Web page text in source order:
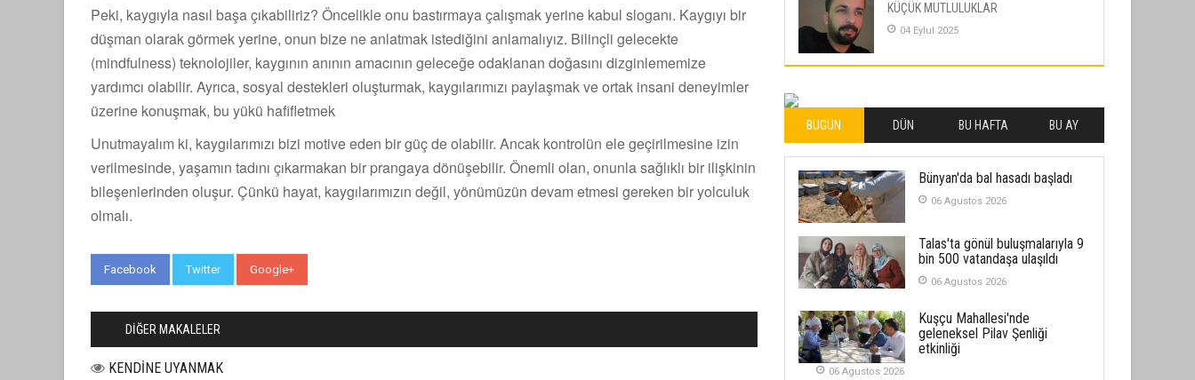
Peki, kaygıyla nasıl başa çıkabiliriz? Öncelikle onu bastırmaya çalışmak yerine kabul sloganı. Kaygıyı bir
düşman olarak görmek yerine, onun bize ne anlatmak istediğini anlamalıyız. Bilinçli gelecekte
(mindfulness) teknolojiler, kaygının anının amacının geleceğe odaklanan doğasını dizginlememize
yardımcı olabilir. Ayrıca, sosyal destekleri oluşturmak, kaygılarımızı paylaşmak ve ortak insani deneyimler
üzerine konuşmak, bu yükü hafifletmek
Unutmayalım ki, kaygılarımızı bizi motive eden bir güç de olabilir. Ancak kontrolün ele geçirilmesine izin
verilmesinde, yaşamın tadını çıkarmakan bir prangaya dönüşebilir. Önemli olan, onunla sağlıklı bir ilişkinin
bileşenlerinden oluşur. Çünkü hayat, kaygılarımızın değil, yönümüzün devam etmesi gereken bir yolculuk
olmalı.
Facebook Twitter Google+
DİĞER MAKALELER
KENDİNE UYANMAK
KÜÇÜK MUTLULUKLAR
04 Eylul 2025
26 Subat 2026
METİN ERTEM
YENİ HİCRİ YIL VE ÜLKEMİZDE
YAŞANANLAR!
21 Haziran 2026
SEMRA ŞAHİN
KENDİNE UYANMAK
Merve Şimşek
İlgi Alanlarımız ve Biz
BUGÜN DÜN BU HAFTA BU AY
Bünyan'da bal hasadı başladı
06 Agustos 2026
Talas'ta gönül buluşmalarıyla 9
bin 500 vatandaşa ulaşıldı
06 Agustos 2026
Kuşçu Mahallesi'nde
geleneksel Pilav Şenliği
etkinliği
06 Agustos 2026